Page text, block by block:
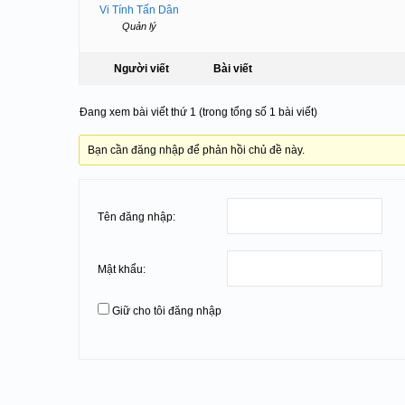
Vi Tính Tấn Dân
Quản lý
Người viết Bài viết
Đang xem bài viết thứ 1 (trong tổng số 1 bài viết)
Bạn cần đăng nhập để phản hồi chủ đề này.
Tên đăng nhập:
Mật khẩu:
Giữ cho tôi đăng nhập